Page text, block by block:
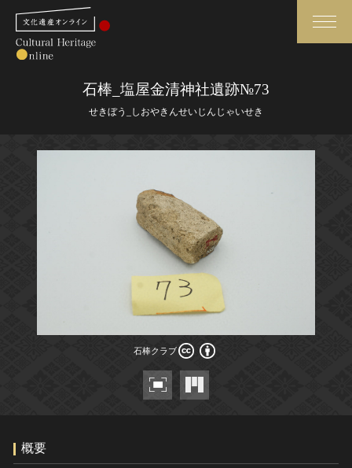
さらに詳細検索
全国の美術館・博物館
媒体資料・関連記事等
博物館、美術館の皆さまへ
文化庁よりご挨拶
今月のみどころ
お知らせ一覧
ヘルプ
このサイトについて
サイトのご意見はこちら
石棒_塩屋金清神社遺跡№73
せきぼう_しおやきんせいじんじゃいせき
石棒クラブ
石棒クラブ
概要